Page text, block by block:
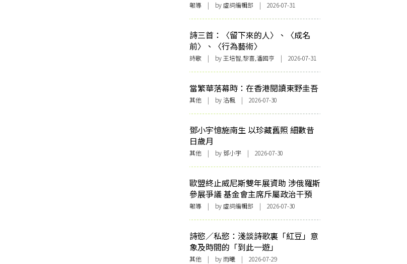
報導 | by 虛詞編輯部 | 2026-07-31
詩三首：〈留下來的人〉、〈成名
前〉、〈行為藝術〉
詩歌 | by 王培智,黎喜,潘國亨 | 2026-07-31
當繁華落幕時：在香港閱讀東野圭吾
其他 | by洛楓 | 2026-07-30
鄧小宇憶施南生 以珍藏舊照 細數昔
日歲月
其他 | by 鄧小宇 | 2026-07-30
歐盟終止威尼斯雙年展資助 涉俄羅斯
參展爭議 基金會主席斥屬政治干預
報導 | by 虛詞編輯部 | 2026-07-30
詩慾／私慾：淺談詩歌裏「紅豆」意
象及時間的「到此一遊」
其他 | by 雨曦 | 2026-07-29